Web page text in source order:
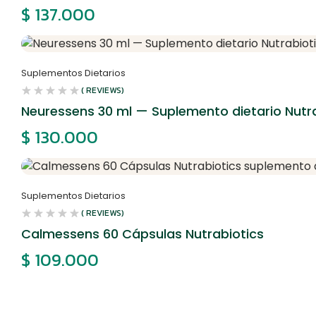
$ 137.000
Suplementos Dietarios
( REVIEWS)
Neuressens 30 ml — Suplemento dietario
$ 130.000
Suplementos Dietarios
( REVIEWS)
Calmessens 60 Cápsulas Nutrabiotics
$ 109.000